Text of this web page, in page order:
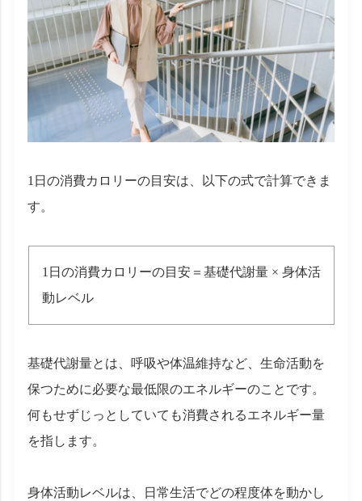
1日の消費カロリーの目安は、以下の式で計算できま
す。
1日の消費カロリーの目安＝基礎代謝量 × 身体活
動レベル
基礎代謝量とは、呼吸や体温維持など、生命活動を
保つために必要な最低限のエネルギーのことです。
何もせずじっとしていても消費されるエネルギー量
を指します。
身体活動レベルは、日常生活でどの程度体を動かし